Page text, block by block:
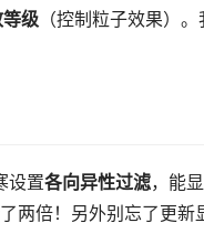
级 （控制粒子效果）
设置各向异性过滤，能
两倍！另外别忘了更